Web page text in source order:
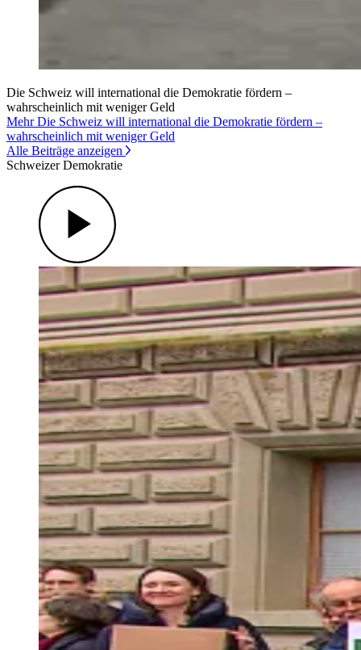
Die Schweiz will international die Demokratie fördern –
wahrscheinlich mit weniger Geld
Mehr Die Schweiz will international die Demokratie fördern –
wahrscheinlich mit weniger Geld
Alle Beiträge anzeigen
Schweizer Demokratie